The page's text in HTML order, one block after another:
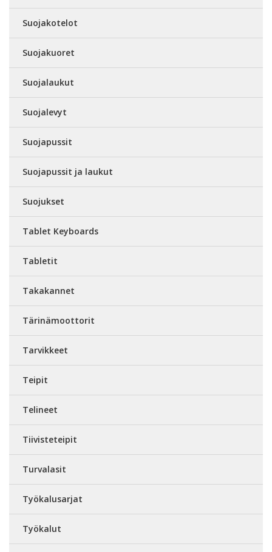
Suojakotelot
Suojakuoret
Suojalaukut
Suojalevyt
Suojapussit
Suojapussit ja laukut
Suojukset
Tablet Keyboards
Tabletit
Takakannet
Tärinämoottorit
Tarvikkeet
Teipit
Telineet
Tiivisteteipit
Turvalasit
Työkalusarjat
Työkalut